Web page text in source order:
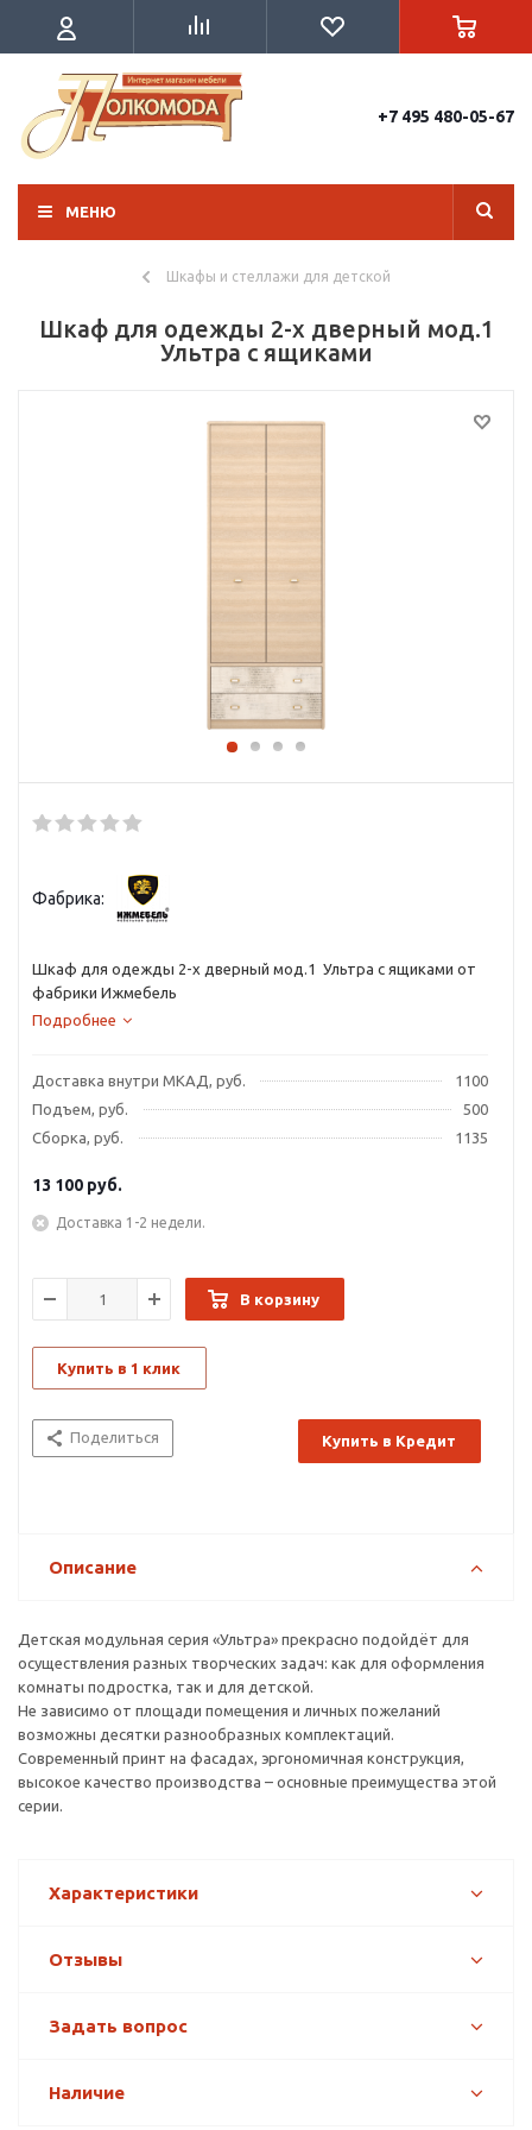
+7 495 480-05-67
МЕНЮ
Шкафы и стеллажи для детской
Шкаф для одежды 2-х дверный мод.1
Ультра с ящиками
Фабрика:
Шкаф для одежды 2-х дверный мод.1 Ультра с ящиками от
фабрики Ижмебель
Подробнее
Доставка внутри МКАД, руб.
1100
Подъем, руб.
500
Сборка, руб.
1135
13 100 руб.
Доставка 1-2 недели.
В корзину
Купить в 1 клик
Поделиться Купить в Кредит
Описание
Детская модульная серия «Ультра» прекрасно подойдёт для
осуществления разных творческих задач: как для оформления
комнаты подростка, так и для детской.
Не зависимо от площади помещения и личных пожеланий
возможны десятки разнообразных комплектаций.
Современный принт на фасадах, эргономичная конструкция,
высокое качество производства – основные преимущества этой
серии.
Характеристики
Отзывы
Задать вопрос
Наличие